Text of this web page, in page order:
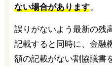
ない場合があります。
誤りがないよう最新の残
記載すると同時に、金融
額の記載がない割協議書